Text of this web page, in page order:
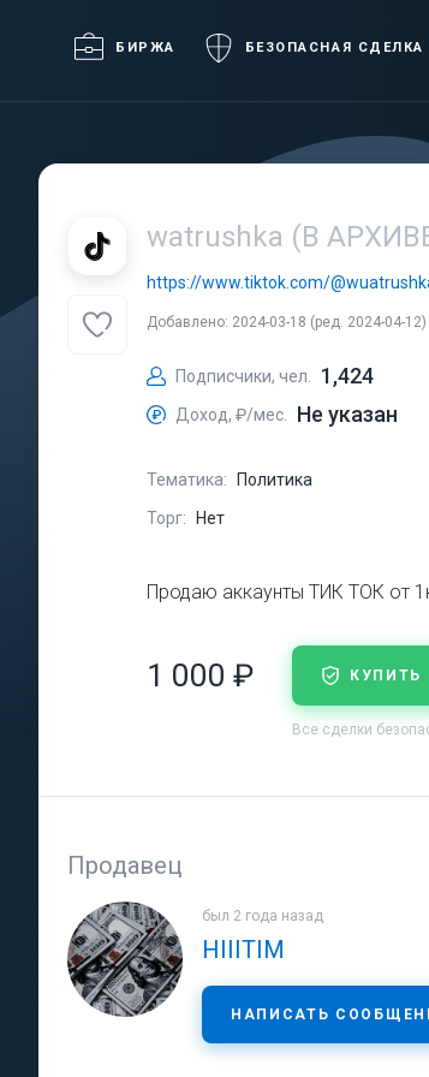
БИРЖА БЕЗОПАСНАЯ СДЕЛКА
watrushka (В
https://www.tiktok.com/
Добавлено: 2024-03-18 (ред. 2024-04-12)
Подписчики, чел. 1,424
Доход, ₽/мес. Не указан
Тематика:
Политика
Торг:
Нет
Продаю аккаунты ТИК ТОК от
1 000 ₽ КУПИТЬ
Все сделки
Продавец
был 2 года назад
HIIITIM
НАПИСАТЬ